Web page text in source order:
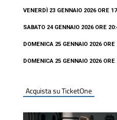
VENERDÌ 23 GENNAIO 2026 ORE
SABATO 24 GENNAIO 2026 ORE
DOMENICA 25 GENNAIO 2026 ORE
DOMENICA 25 GENNAIO 2026 ORE
Acquista su TicketOne